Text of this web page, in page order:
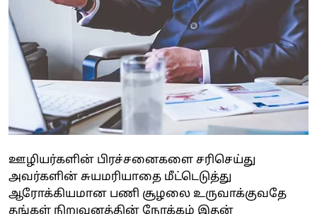
ஊழியர்களின் பிரச்சனைகளை சரிசெய்து
அவர்களின் சுயமரியாதை மீட்டெடுத்து
ஆரோக்கியமான பணி சூழலை உருவாக்குவதே